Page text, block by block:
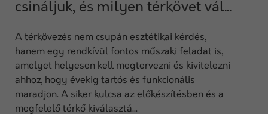
csináljuk, és milyen térkövet vál...
A térkövezés nem csupán esztétikai kérdés,
hanem egy rendkívül fontos műszaki feladat is,
amelyet helyesen kell megtervezni és kivitelezni
ahhoz, hogy évekig tartós és funkcionális
maradjon. A siker kulcsa az előkészítésben és a
megfelelő térkő kiválasztá...